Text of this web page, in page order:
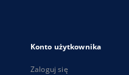
Konto użytkownika
Zaloguj się